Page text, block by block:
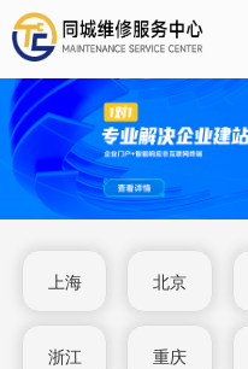
上海 北京
浙江 重庆